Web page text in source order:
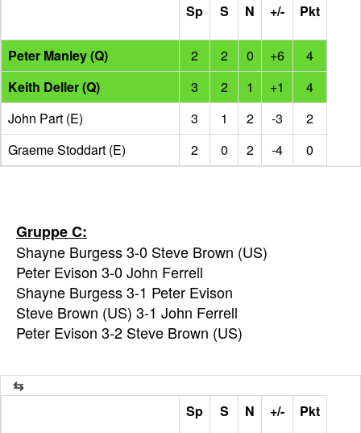
Sp S N +/- Pkt
Peter Manley (Q) 2 2 0 +6
4
Keith Deller (Q)
3 2 1 +1
4
John Part (E)
3 1 2 -3
2
Graeme Stoddart (E)
2 0 2 -4 0
Gruppe C:
Shayne Burgess 3-0 Steve Brown (US)
Peter Evison 3-0 John Ferrell
Shayne Burgess 3-1 Peter Evison
Steve Brown (US) 3-1 John Ferrell
Peter Evison 3-2 Steve Brown (US)
Sp S N +/- Pkt